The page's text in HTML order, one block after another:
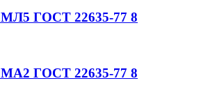
МЛ5 ГОСТ 22635-77 8
МА2 ГОСТ 22635-77 8